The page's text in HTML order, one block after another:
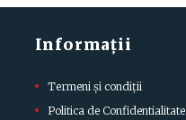
Informații
Termeni și condiții
Politica de Confidentialitate